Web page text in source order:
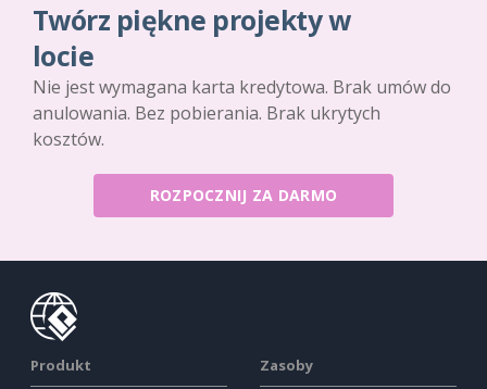
Twórz piękne projekty w
locie
Nie jest wymagana karta kredytowa. Brak umów do
anulowania. Bez pobierania. Brak ukrytych
kosztów.
ROZPOCZNIJ ZA DARMO
Produkt Zasoby